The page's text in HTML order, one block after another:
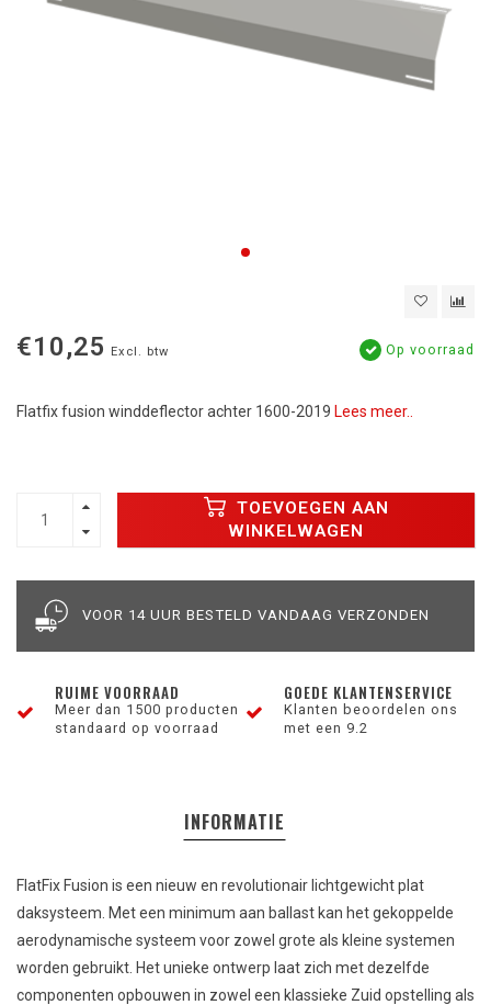
€10,25 Excl. btw Op voorraad
Flatfix fusion winddeflector achter 1600-2019 Lees meer..
TOEVOEGEN AAN
WINKELWAGEN
VOOR 14 UUR BESTELD VANDAAG VERZONDEN
RUIME VOORRAAD
Meer dan 1500 producten
standaard op voorraad
GOEDE KLANTENSERVICE
Klanten beoordelen ons
met een 9.2
INFORMATIE
FlatFix Fusion is een nieuw en revolutionair lichtgewicht plat
daksysteem. Met een minimum aan ballast kan het gekoppelde
aerodynamische systeem voor zowel grote als kleine systemen
worden gebruikt. Het unieke ontwerp laat zich met dezelfde
componenten opbouwen in zowel een klassieke Zuid opstelling als